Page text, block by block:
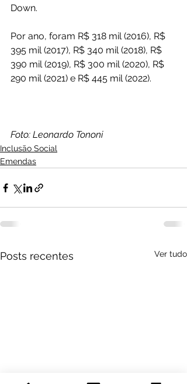
Down.
Por ano, foram R$ 318 mil (2016), R$
395 mil (2017), R$ 340 mil (2018), R$
390 mil (2019), R$ 300 mil (2020), R$
290 mil (2021) e R$ 445 mil (2022).
Foto: Leonardo Tononi
Inclusão Social
Emendas
Posts recentes Ver tudo